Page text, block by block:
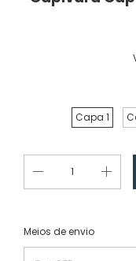
Capa 1
Entregas para o CEP:
Meios de envio